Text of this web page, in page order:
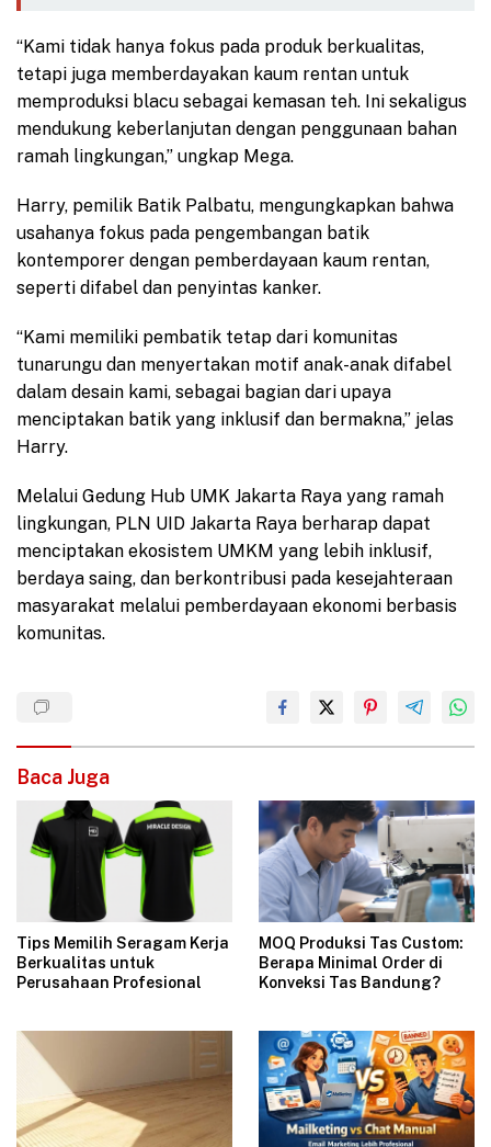
“Kami tidak hanya fokus pada produk berkualitas,
tetapi juga memberdayakan kaum rentan untuk
memproduksi blacu sebagai kemasan teh. Ini sekaligus
mendukung keberlanjutan dengan penggunaan bahan
ramah lingkungan,” ungkap Mega.
Harry, pemilik Batik Palbatu, mengungkapkan bahwa
usahanya fokus pada pengembangan batik
kontemporer dengan pemberdayaan kaum rentan,
seperti difabel dan penyintas kanker.
“Kami memiliki pembatik tetap dari komunitas
tunarungu dan menyertakan motif anak-anak difabel
dalam desain kami, sebagai bagian dari upaya
menciptakan batik yang inklusif dan bermakna,” jelas
Harry.
Melalui Gedung Hub UMK Jakarta Raya yang ramah
lingkungan, PLN UID Jakarta Raya berharap dapat
menciptakan ekosistem UMKM yang lebih inklusif,
berdaya saing, dan berkontribusi pada kesejahteraan
masyarakat melalui pemberdayaan ekonomi berbasis
komunitas.
Baca Juga
Tips Memilih Seragam Kerja
Berkualitas untuk
Perusahaan Profesional
MOQ Produksi Tas Custom:
Berapa Minimal Order di
Konveksi Tas Bandung?